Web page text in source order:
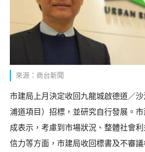
來源：商台新聞
市建局上月決定收回九龍城啟德道／
浦道項目）招標，並研究自行發展。
成表示，考慮到市場狀況、整體社會
信力等方面，市建局收回標書及不審議